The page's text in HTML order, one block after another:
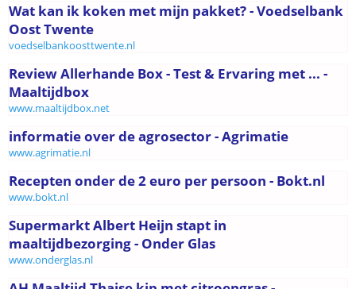
Wat kan ik koken met mijn pakket? - Voedselbank
Oost Twente
voedselbankoosttwente.nl
Review Allerhande Box - Test & Ervaring met ... -
Maaltijdbox
www.maaltijdbox.net
informatie over de agrosector - Agrimatie
www.agrimatie.nl
Recepten onder de 2 euro per persoon - Bokt.nl
www.bokt.nl
Supermarkt Albert Heijn stapt in
maaltijdbezorging - Onder Glas
www.onderglas.nl